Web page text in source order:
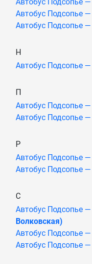
Автобус Подсопье —
Автобус Подсопье —
Н
Автобус Подсопье —
П
Автобус Подсопье —
Автобус Подсопье —
Р
Автобус Подсопье —
Автобус Подсопье —
С
Автобус Подсопье —
Волковская)
Автобус Подсопье —
Автобус Подсопье —